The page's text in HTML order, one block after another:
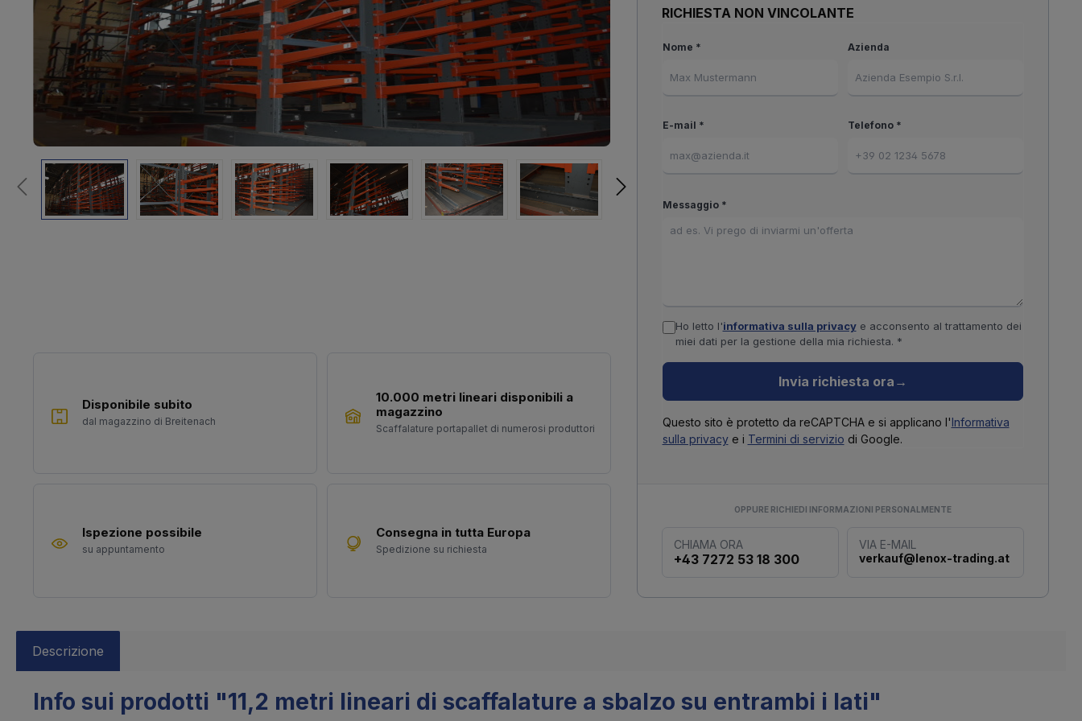
RICHIESTA NON VINCOLANTE
Nome * Azienda
E-mail * Telefono *
Messaggio *
Ho letto l'informativa sulla privacye acconsento al trattamento dei
miei dati per la gestione della mia richiesta. *
Invia richiesta ora →
Questo sito è protetto da reCAPTCHA e si applicano l'Informativa
sulla privacye i Termini di servizio di Google.
OPPURE RICHIEDI INFORMAZIONI PERSONALMENTE
CHIAMA ORA
+43 7272 53 18 300
VIA E-MAIL
verkauf@lenox-trading.at
Disponibile subito
dal magazzino di Breitenach
10.000 metri lineari disponibili a
magazzino
Scaffalature portapallet di numerosi produttori
Ispezione possibile
su appuntamento
Consegna in tutta Europa
Spedizione su richiesta
Descrizione
Info sui prodotti "11,2 metri lineari di scaffalature a sbalzo su entrambi i lati"